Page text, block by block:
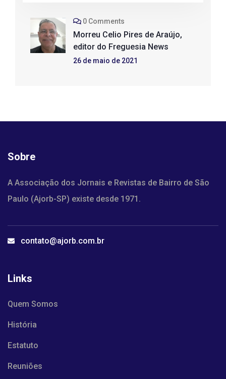
0 Comments
Morreu Celio Pires de Araújo,
editor do Freguesia News
26 de maio de 2021
Sobre
A Associação dos Jornais e Revistas de Bairro de São
Paulo (Ajorb-SP) existe desde 1971.
contato@ajorb.com.br
Links
Quem Somos
História
Estatuto
Reuniões